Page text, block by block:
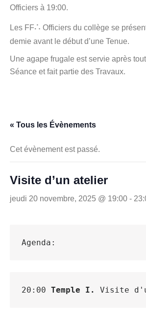
Nous Contacter
Officiers à 19:00.
Les FF∴ Officiers du collège se
demie avant le début d’une Tenue.
Une agape frugale est servie après
Séance et fait partie des Travaux.
« Tous les Évènements
Cet évènement est passé.
Visite d’un atelier
jeudi 20 novembre, 2025 @ 19:00 -
Agenda:
20:00 Temple I. Visite